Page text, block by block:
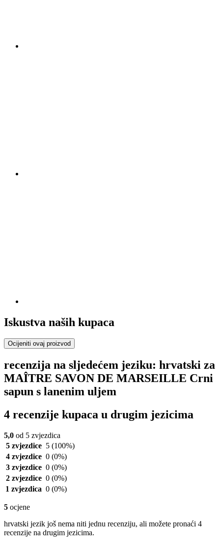
Iskustva naših kupaca
Ocijeniti ovaj proizvod
recenzija na sljedećem jeziku: hrvatski za
MAÎTRE SAVON DE MARSEILLE Crni
sapun s lanenim uljem
4 recenzije kupaca u drugim jezicima
5,0 od 5 zvjezdica
5 zvjezdice 5 (100%)
4 zvjezdice 0 (0%)
3 zvjezdice 0 (0%)
2 zvjezdice 0 (0%)
1 zvjezdica 0 (0%)
5 ocjene
hrvatski jezik još nema niti jednu recenziju, ali možete pronaći 4
recenzije na drugim jezicima.